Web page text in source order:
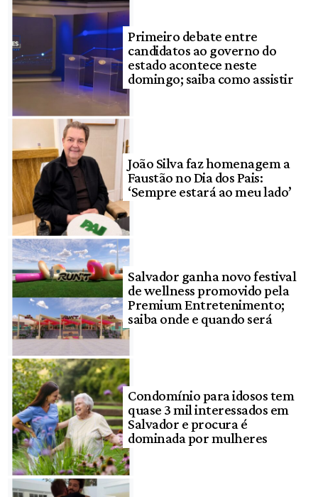
Primeiro debate entre
candidatos ao governo do
estado acontece neste
domingo; saiba como assistir
João Silva faz homenagem a
Faustão no Dia dos Pais:
‘Sempre estará ao meu lado’
Salvador ganha novo festival
de wellness promovido pela
Premium Entretenimento;
saiba onde e quando será
Condomínio para idosos tem
quase 3 mil interessados em
Salvador e procura é
dominada por mulheres